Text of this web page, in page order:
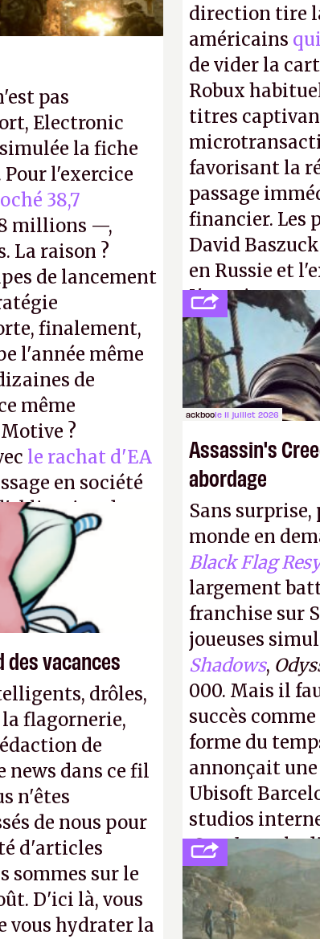
pas
Electronic
la fiche
Pour l'exercice
38,7
millions —,
La raison ?
de lancement
finalement,
l'année même
de
même
?
le rachat d'EA
en société
de
pour la
direction tire
américains
de vider la
Robux
titres
favorisant la
passage
financier. Les
David
en Russie et
L'avenir
jamais que
des vacances
drôles,
flagornerie,
de
news dans ce fil
n'êtes
de nous pour
d'articles
sommes sur le
D'ici là, vous
vous hydrater la
ackboole 11 juillet 2026
Assassin's
abordage
Sans
monde en
Black Flag
largement
franchise sur
joueuses
Shadows,
000. Mais il
succès
forme du
annonçait
Ubisoft
studios
Creedsous la